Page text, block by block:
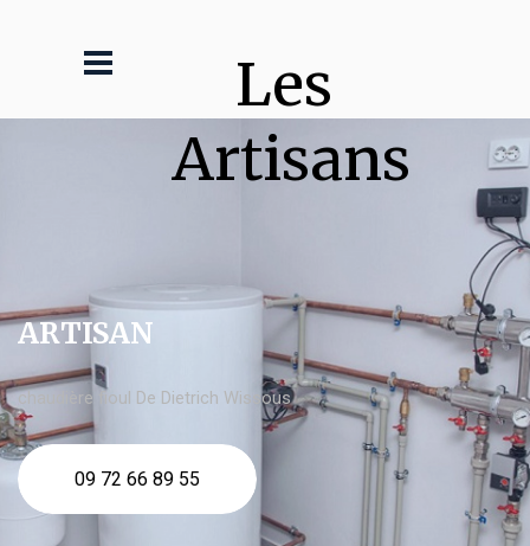
Les
Artisans
ARTISAN
chaudière fioul De Dietrich Wissous
09 72 66 89 55